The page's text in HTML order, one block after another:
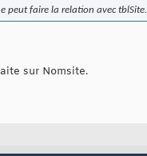
peut faire la relation avec tblSite.
sur Nomsite.